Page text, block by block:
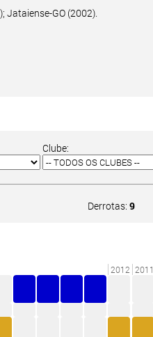
Jataiense-GO (2002).
Clube:
Derrotas: 9
2012 2011